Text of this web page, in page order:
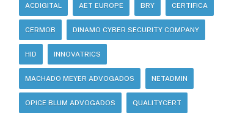
ACDIGITAL AET EUROPE BRY CERTIFICA
CERMOB DINAMO CYBER SECURITY COMPANY
HID INNOVATRICS
MACHADO MEYER ADVOGADOS NETADMIN
OPICE BLUM ADVOGADOS QUALITYCERT